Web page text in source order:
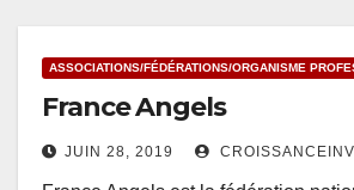
ASSOCIATIONS/FÉDÉRATIONS/ORGANISME
France Angels
JUIN 28, 2019